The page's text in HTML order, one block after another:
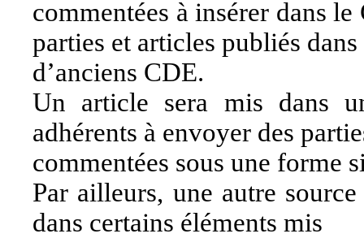
commentées à insérer dans
parties et articles publiés dans
d’anciens CDE.
Un article sera mis dans
adhérents à envoyer des
commentées sous une forme
Par ailleurs, une autre
dans certains éléments mis